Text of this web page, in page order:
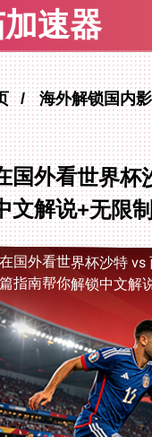
速器
海外解锁国内
国外看世界杯
文解说+无限
在国外看世界杯沙特
篇指南帮你解锁中文解